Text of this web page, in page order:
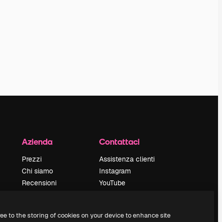
Azienda
Prezzi
Chi siamo
Recensioni
Blog
Contattaci
Assistenza clienti
Instagram
YouTube
Discord
to the storing of cookies on your device to enhance site